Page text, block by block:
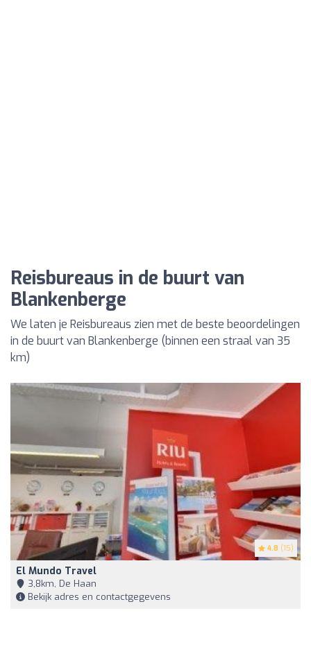
Reisbureaus in de buurt van
Blankenberge
We laten je Reisbureaus zien met de beste beoordelingen
in de buurt van Blankenberge (binnen een straal van 35
km)
4.8 (15)
El Mundo Travel
3,8km, De Haan
Bekijk adres en contactgegevens